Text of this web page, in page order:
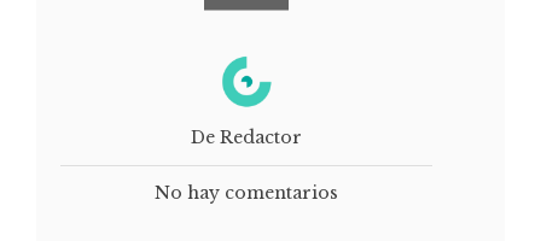
De Redactor
No hay comentarios